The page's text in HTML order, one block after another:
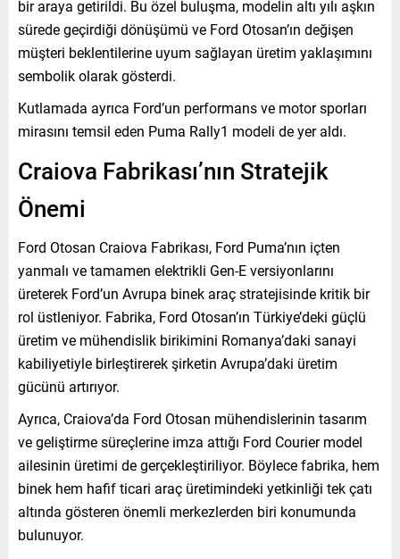
bir araya getirildi. Bu özel buluşma, modelin altı yılı aşkın
sürede geçirdiği dönüşümü ve Ford Otosan’ın değişen
müşteri beklentilerine uyum sağlayan üretim yaklaşımını
sembolik olarak gösterdi.
Kutlamada ayrıca Ford’un performans ve motor sporları
mirasını temsil eden Puma Rally1 modeli de yer aldı.
Craiova Fabrikası’nın Stratejik
Önemi
Ford Otosan Craiova Fabrikası, Ford Puma’nın içten
yanmalı ve tamamen elektrikli Gen-E versiyonlarını
üreterek Ford’un Avrupa binek araç stratejisinde kritik bir
rol üstleniyor. Fabrika, Ford Otosan’ın Türkiye’deki güçlü
üretim ve mühendislik birikimini Romanya’daki sanayi
kabiliyetiyle birleştirerek şirketin Avrupa’daki üretim
gücünü artırıyor.
Ayrıca, Craiova’da Ford Otosan mühendislerinin tasarım
ve geliştirme süreçlerine imza attığı Ford Courier model
ailesinin üretimi de gerçekleştiriliyor. Böylece fabrika, hem
binek hem hafif ticari araç üretimindeki yetkinliği tek çatı
altında gösteren önemli merkezlerden biri konumunda
bulunuyor.